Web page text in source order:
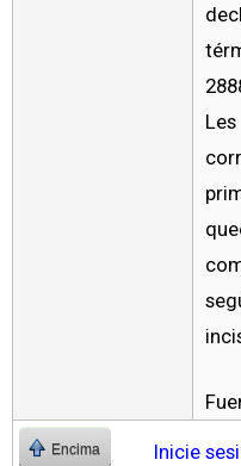
Les
Encima Inicie